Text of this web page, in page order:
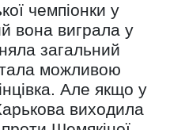
чемпіонки у
вона виграла у
загальний
можливою
Але якщо у
виходила